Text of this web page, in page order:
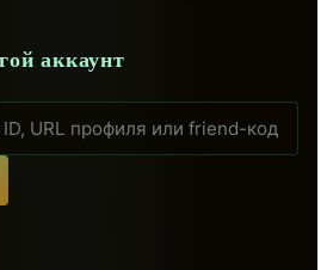
аккаунт